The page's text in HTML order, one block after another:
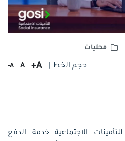
محليات
حجم الخط | A+
A
A-
الاجتماعية خدمة الدفع